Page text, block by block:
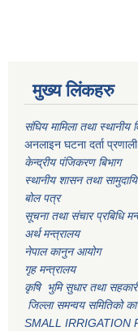
मुख्य लिंकहरु
संघिय मामिला तथा स्थानीय
अनलाइन घटना दर्ता
केन्द्रीय पंजिकरण बिभाग
स्थानीय शासन तथा
बोल पत्र
सूचना तथा संचार प्रबिधि
अर्थ मन्त्रालय
नेपाल कानुन आयोग
गृह मन्त्रालय
कृषि भुमि सुधार तथा
जिल्ला समन्वय समितिको
SMALL IRRIGATION